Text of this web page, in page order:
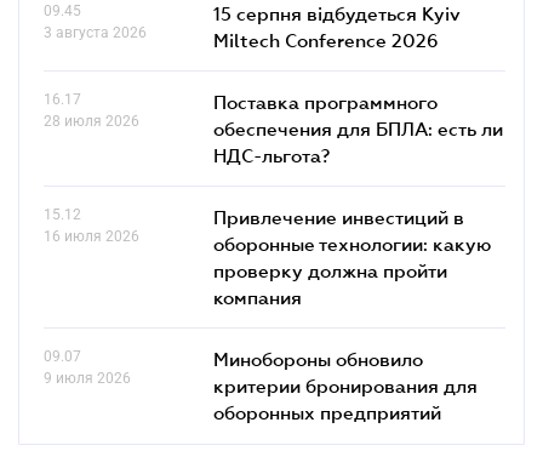
09.45
3 августа 2026
15 серпня відбудеться Kyiv
Miltech Conference 2026
16.17
28 июля 2026
Поставка программного
обеспечения для БПЛА: есть ли
НДС-льгота?
15.12
16 июля 2026
Привлечение инвестиций в
оборонные технологии: какую
проверку должна пройти
компания
09.07
9 июля 2026
Минобороны обновило
критерии бронирования для
оборонных предприятий